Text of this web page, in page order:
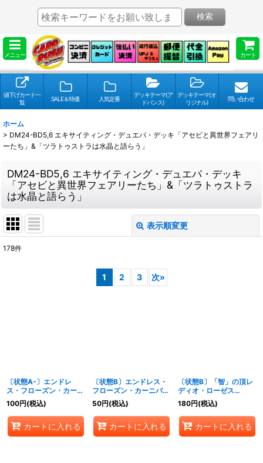
メニュー カート
検索
値下げカード一
覧
SALE＆特価 人気定番
デッキテーマ(ア
ドバンス)
デッキテーマ(オ
リジナル)
問い合わせ
ホーム
> DM24-BD5,6 エキサイティング・デュエパ・デッキ「アセビと異世界フェアリ
ーたち」&「ツラトゥストラは水晶と語らう」
DM24-BD5,6 エキサイティング・デュエパ・デッキ
「アセビと異世界フェアリーたち」&「ツラトゥストラ
は水晶と語らう」
表示順変更
178件
1 2 3 次»
〔状態A-〕エンドレ
ス・フローズン・カーニ
バル【VR】
{24BD519/60}《多》
100円(税込)
カートに入れる
〔状態B〕エンドレス・
フローズン・カーニバル
【VR】{24BD519/60}
《多》
50円(税込)
カートに入れる
〔状態B〕「智」の頂レ
ディオ・ローゼス
【SR】{24BD613/60}
《無》
180円(税込)
カートに入れる